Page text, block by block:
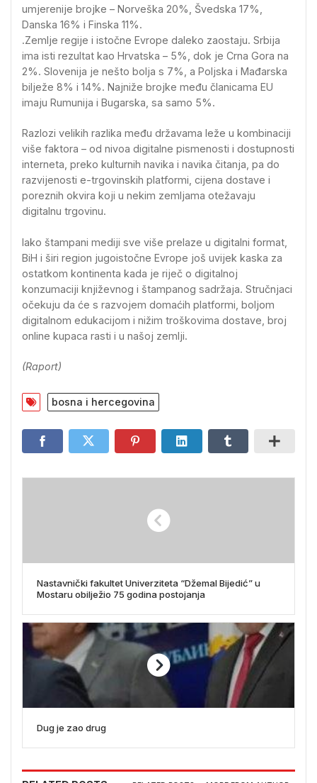
umjerenije brojke – Norveška 20%, Švedska 17%,
Danska 16% i Finska 11%.
.Zemlje regije i istočne Evrope daleko zaostaju. Srbija
ima isti rezultat kao Hrvatska – 5%, dok je Crna Gora na
2%. Slovenija je nešto bolja s 7%, a Poljska i Mađarska
bilježe 8% i 14%. Najniže brojke među članicama EU
imaju Rumunija i Bugarska, sa samo 5%.
Razlozi velikih razlika među državama leže u kombinaciji
više faktora – od nivoa digitalne pismenosti i dostupnosti
interneta, preko kulturnih navika i navika čitanja, pa do
razvijenosti e-trgovinskih platformi, cijena dostave i
poreznih okvira koji u nekim zemljama otežavaju
digitalnu trgovinu.
Iako štampani mediji sve više prelaze u digitalni format,
BiH i širi region jugoistočne Evrope još uvijek kaska za
ostatkom kontinenta kada je riječ o digitalnoj
konzumaciji književnog i štampanog sadržaja. Stručnjaci
očekuju da će s razvojem domaćih platformi, boljom
digitalnom edukacijom i nižim troškovima dostave, broj
online kupaca rasti i u našoj zemlji.
(Raport)
bosna i hercegovina
Nastavnički fakultet Univerziteta “Džemal Bijedić” u
Mostaru obilježio 75 godina postojanja
Dug je zao drug